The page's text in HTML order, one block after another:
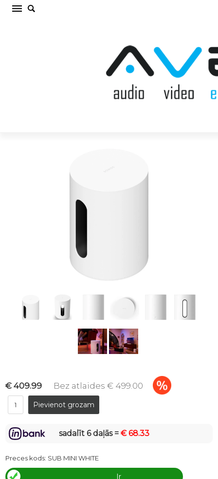
SONOS SUB MINI WHITE Bezvadu Sabvūferis
€ 409.99 Bez atlaides € 499.00
sadalīt 6 daļās =€ 68.33
Preces kods: SUB MINI WHITE
Ir